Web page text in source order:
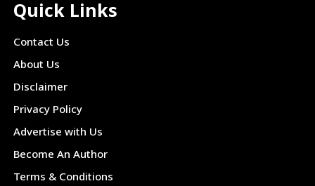
Quick Links
Contact Us
About Us
Disclaimer
Privacy Policy
Advertise with Us
Become An Author
Terms & Conditions